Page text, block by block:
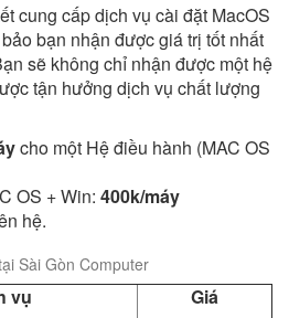
cung cấp dịch vụ cài đặt MacOS
bạn nhận được giá trị tốt nhất
sẽ không chỉ nhận được một hệ
tận hưởng dịch vụ chất lượng
cho một Hệ điều hành (MAC OS
OS + Win: 400k/máy
hệ.
Sài Gòn Computer
vụ
Giá